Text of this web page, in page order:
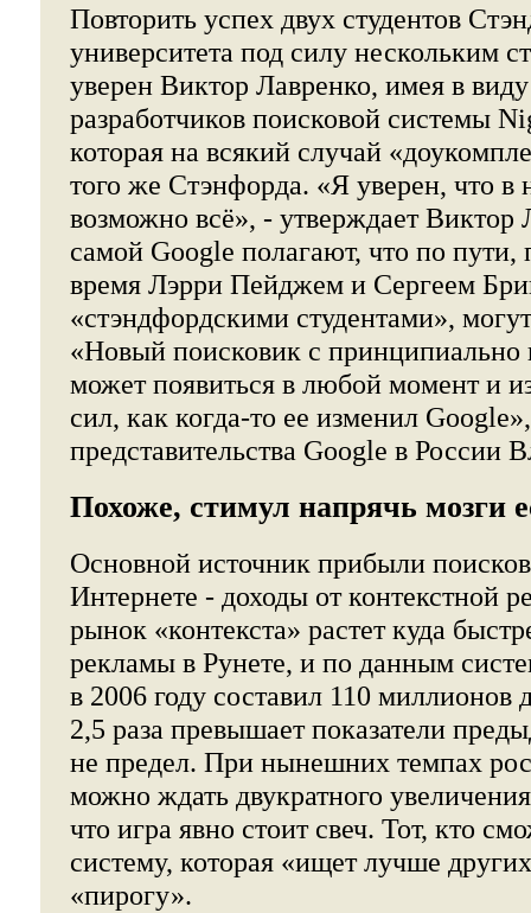
Повторить успех двух студентов
университета под силу нескольким
уверен Виктор Лавренко, имея в
разработчиков поисковой системы
которая на всякий случай
того же Стэнфорда. «Я уверен, что в
возможно всё», - утверждает Виктор
самой Google полагают, что по пути,
время Лэрри Пейджем и Сергеем
«стэндфордскими студентами»,
«Новый поисковик с
может появиться в любой момент и
сил, как когда-то ее изменил
представительства Google в России
Похоже, стимул напрячь мозги
Основной источник прибыли
Интернете - доходы от контекстной
рынок «контекста» растет куда
рекламы в Рунете, и по данным
в 2006 году составил 110 миллионов
2,5 раза превышает показатели
не предел. При нынешних темпах
можно ждать двукратного
что игра явно стоит свеч. Тот, кто
систему, которая «ищет лучше
«пирогу».